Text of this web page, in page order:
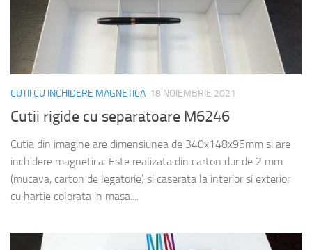
CUTII CU INCHIDERE MAGNETICA 18 NOIEMBRIE 2021
Cutii rigide cu separatoare M6246
Cutia din imagine are dimensiunea de 340x148x95mm si are
inchidere magnetica. Este realizata din carton dur de 2 mm
(mucava, carton de legatorie) si caserata la interior si exterior
cu hartie colorata in masa....